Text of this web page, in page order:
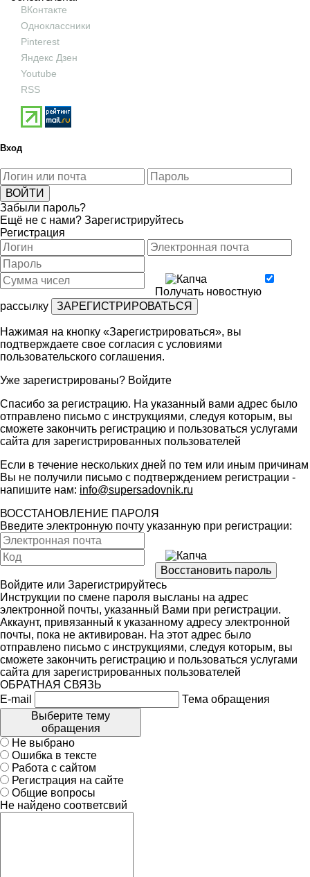
ВКонтакте
Одноклассники
Pinterest
Яндекс Дзен
Youtube
RSS
Вход
Забыли пароль?
Ещё не с нами? Зарегистрируйтесь
Регистрация
Получать новостную
рассылку
Нажимая на кнопку «Зарегистрироваться», вы
подтверждаете свое согласия с условиями
пользовательского соглашения.
Уже зарегистрированы? Войдите
Спасибо за регистрацию. На указанный вами адрес было
отправлено письмо с инструкциями, следуя которым, вы
сможете закончить регистрацию и пользоваться услугами
сайта для зарегистрированных пользователей
Если в течение нескольких дней по тем или иным причинам
Вы не получили письмо с подтверждением регистрации -
напишите нам: info@supersadovnik.ru
ВОССТАНОВЛЕНИЕ ПАРОЛЯ
Введите электронную почту указанную при регистрации:
Войдите или Зарегистрируйтесь
Инструкции по смене пароля высланы на адрес
электронной почты, указанный Вами при регистрации.
Аккаунт, привязанный к указанному адресу электронной
почты, пока не активирован. На этот адрес было
отправлено письмо с инструкциями, следуя которым, вы
сможете закончить регистрацию и пользоваться услугами
сайта для зарегистрированных пользователей
ОБРАТНАЯ СВЯЗЬ
E-mail
Тема обращения
Выберите тему
обращения
Не выбрано
Ошибка в тексте
Работа с сайтом
Регистрация на сайте
Общие вопросы
Не найдено соответсвий